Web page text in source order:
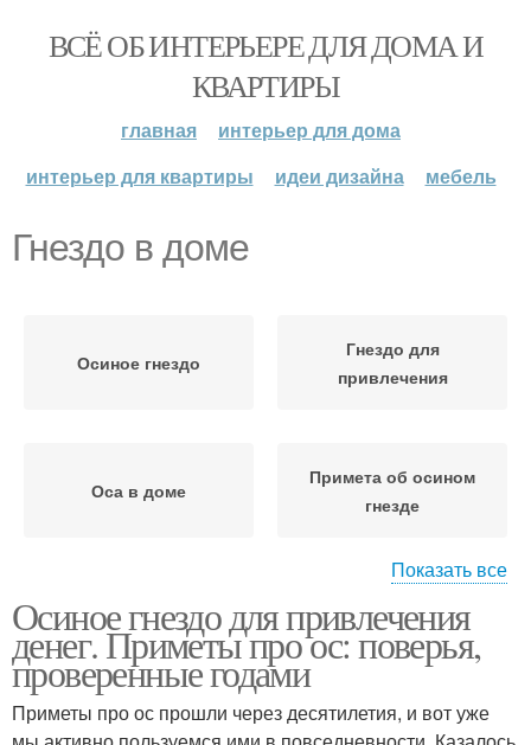
ВСЁ ОБ ИНТЕРЬЕРЕ ДЛЯ ДОМА И
КВАРТИРЫ
главная
интерьер для дома
интерьер для квартиры
идеи дизайна мебель
Гнездо в доме
Осиное гнездо
Гнездо для
привлечения
Оса в доме
Примета об осином
гнезде
гнездо
Гнездо для торговли
Приворот на осиное
Показать все
Осиное гнездо для привлечения
денег. Приметы про ос: поверья,
проверенные годами
Приметы про ос прошли через десятилетия, и вот уже